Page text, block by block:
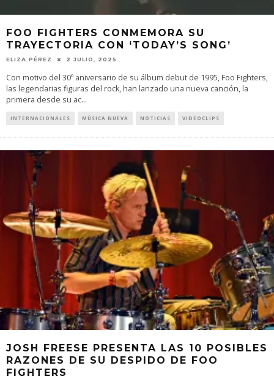
FOO FIGHTERS CONMEMORA SU
TRAYECTORIA CON ‘TODAY’S SONG’
ELIZA PÉREZ 2 JULIO, 2025
Con motivo del 30º aniversario de su álbum debut de 1995, Foo Fighters,
las legendarias figuras del rock, han lanzado una nueva canción, la
primera desde su ac...
INTERNACIONALES MÚSICA NUEVA NOTICIAS VIDEOCLIPS
JOSH FREESE PRESENTA LAS 10 POSIBLES
RAZONES DE SU DESPIDO DE FOO
FIGHTERS